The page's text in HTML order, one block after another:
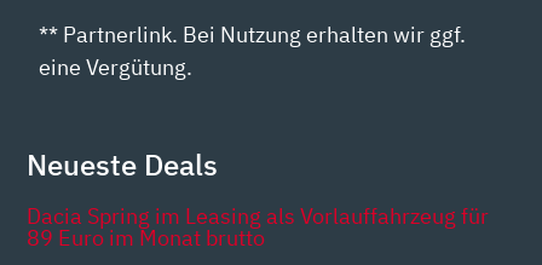
** Partnerlink. Bei Nutzung erhalten wir ggf.
eine Vergütung.
Neueste Deals
Dacia Spring im Leasing als Vorlauffahrzeug für
89 Euro im Monat brutto